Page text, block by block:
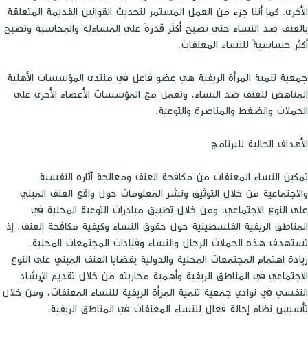
الأخرى. كما أننا جزء من العمل المستمر لتحديث القوانين القديمة المتعلقة
بالعنف ضد النساء حتى تصبح أكثر قدرةً على المساءلة والمحاسبة وتصبح
أكثر حساسيةً للنساء المعنفات.
جمعية تنمية المرأة الريفية هي عضو فاعل في منتدى المؤسسات الأهلية
المناهض للعنف ضد النساء، وتعمل مع المؤسسات الأعضاء الأخرى على
الحملات والضغط والمناصرة والتوعية.
الأهداف الحالية للبرنامج
تمكين النساء المعنفات من مكافحة العنف ومعالجة آثاره النفسية
والاجتماعية من خلال التوثيق ونشر المعلومات حول واقع العنف المبني
على النوع الاجتماعي، ومن خلال تطبيق مبادرات التوعية المحلية في
المناطق الريفية الفلسطينية حول حقوق النساء وكيفية مكافحة العنف، إذ
تستهدف هذه الحملات الرجال والنساء وقيادات المجتمعات المحلية.
زيادة اهتمام المجتمعات المحلية والدولية بقضايا العنف المبني على النوع
الاجتماعي في المناطق الريفية وأهمية محاربته من خلال تقديم الإرشاد
النفسي في نوادي جمعية تنمية المرأة الريفية للنساء المعنفات، ومن خلال
تأسيس نظام إحالة فعال للنساء المعنفات في المناطق الريفية.